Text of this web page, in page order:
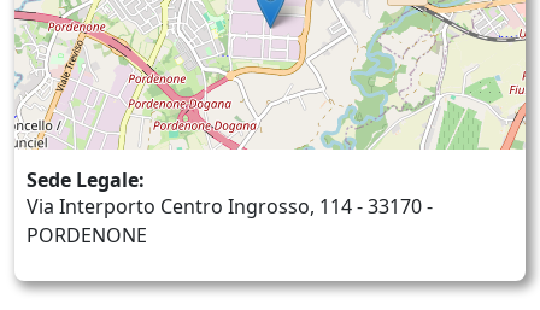
Sede Legale:
Via Interporto Centro Ingrosso, 114 - 33170 -
PORDENONE